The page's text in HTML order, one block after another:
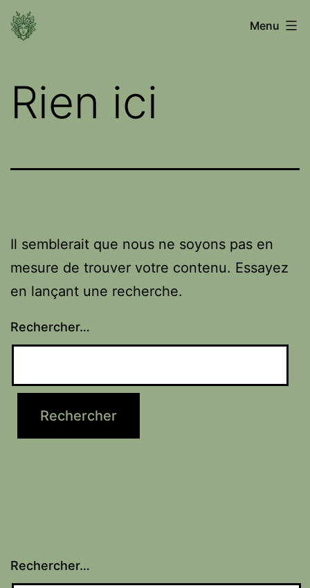
Aller
auVoyage
mondes
Menu
Rien ici
Il semblerait que nous ne soyons pas en
mesure de trouver votre contenu. Essayez
en lançant une recherche.
Rechercher…
Rechercher…